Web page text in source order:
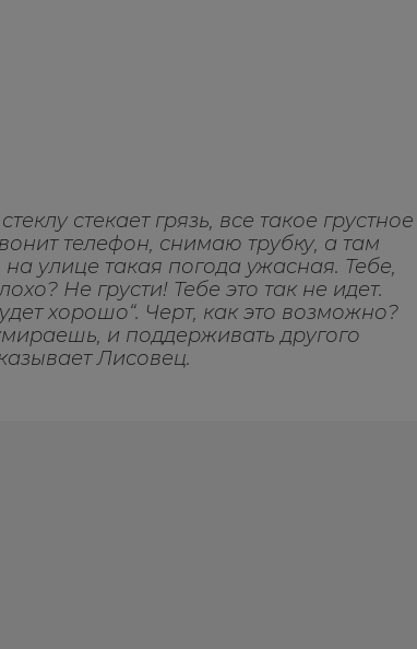
стекает грязь, все такое грустное
телефон, снимаю трубку, а там
улице такая погода ужасная. Тебе,
Не грусти! Тебе это так не идет.
хорошо“. Черт, как это возможно?
и поддерживать другого
Лисовец.